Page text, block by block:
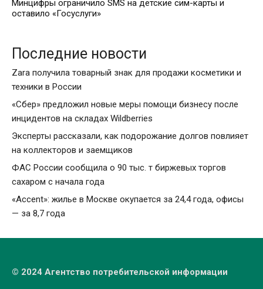
Минцифры ограничило SMS на детские сим-карты и
оставило «Госуслуги»
Последние новости
Zara получила товарный знак для продажи косметики и
техники в России
«Сбер» предложил новые меры помощи бизнесу после
инцидентов на складах Wildberries
Эксперты рассказали, как подорожание долгов повлияет
на коллекторов и заемщиков
ФАС России сообщила о 90 тыс. т биржевых торгов
сахаром с начала года
«Accent»: жилье в Москве окупается за 24,4 года, офисы
— за 8,7 года
© 2024 Агентство потребительской информации